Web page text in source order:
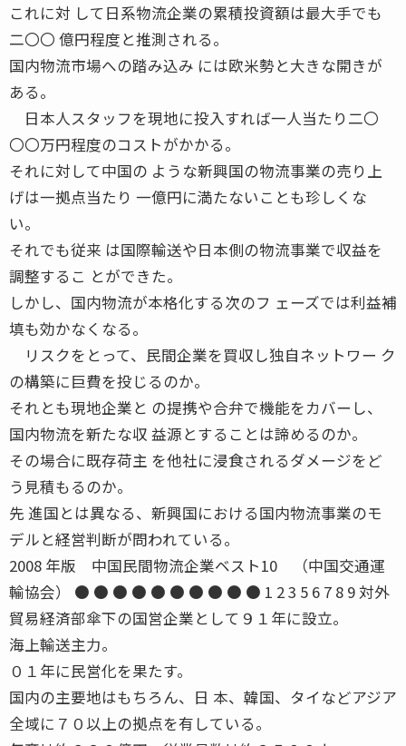
これに対 して日系物流企業の累積投資額は最大手でも
二〇〇 億円程度と推測される。
国内物流市場への踏み込み には欧米勢と大きな開きが
ある。
日本人スタッフを現地に投入すれば一人当たり二〇
〇〇万円程度のコストがかかる。
それに対して中国の ような新興国の物流事業の売り上
げは一拠点当たり 一億円に満たないことも珍しくな
い。
それでも従来 は国際輸送や日本側の物流事業で収益を
調整するこ とができた。
しかし、国内物流が本格化する次のフ ェーズでは利益補
填も効かなくなる。
リスクをとって、民間企業を買収し独自ネットワー ク
の構築に巨費を投じるのか。
それとも現地企業と の提携や合弁で機能をカバーし、
国内物流を新たな収 益源とすることは諦めるのか。
その場合に既存荷主 を他社に浸食されるダメージをど
う見積もるのか。
先 進国とは異なる、新興国における国内物流事業のモ
デルと経営判断が問われている。
2008 年版 中国民間物流企業ベスト10 （中国交通運
輸協会） ● ● ● ● ● ● ● ● ● ● 1 2 3 5 6 7 8 9 対外
貿易経済部傘下の国営企業として９１年に設立。
海上輸送主力。
０１年に民営化を果たす。
国内の主要地はもちろん、日 本、韓国、タイなどアジア
全域に７０以上の拠点を有している。